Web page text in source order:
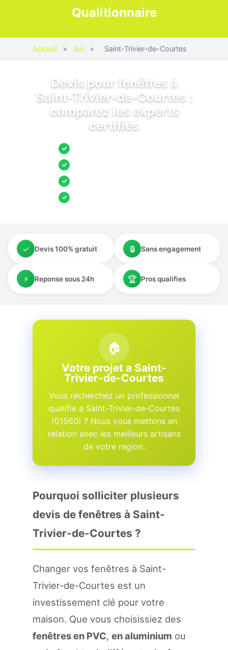
Qualitionnaire
Accueil » Ain » Saint-Trivier-de-Courtes
Devis pour fenêtres à
Saint-Trivier-de-Courtes :
comparez les experts
certifiés
✓
✓
✓
✓
✓ Devis 100% gratuit 🔒 Sans engagement
⚡ Reponse sous 24h 🏆 Pros qualifies
🏠
Votre projet a Saint-
Trivier-de-Courtes
Vous recherchez un professionnel
qualifie a Saint-Trivier-de-Courtes
(01560) ? Nous vous mettons en
relation avec les meilleurs artisans
de votre region.
Pourquoi solliciter plusieurs
devis de fenêtres à Saint-
Trivier-de-Courtes ?
Changer vos fenêtres à Saint-
Trivier-de-Courtes est un
investissement clé pour votre
maison. Que vous choisissiez des
fenêtres en PVC, en aluminium ou